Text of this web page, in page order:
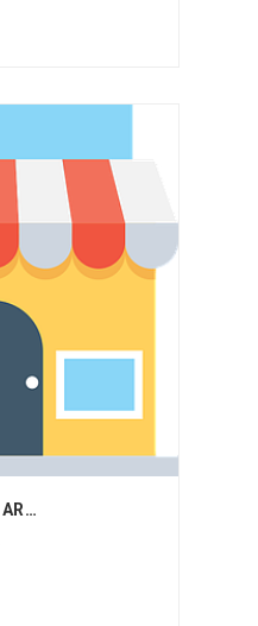
SERVIBROKER (CATI ARROM)